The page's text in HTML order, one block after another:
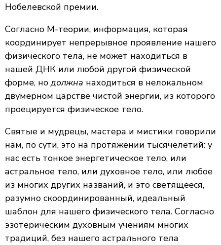
Нобелевской премии.
Согласно М-теории, информация, которая
координирует непрерывное проявление нашего
физического тела, не может находиться в
нашей ДНК или любой другой физической
форме, нодолжна находиться в нелокальном
двумерном царстве чистой энергии, из которого
проецируется физическое тело.
Святые и мудрецы, мастера и мистики говорили
нам, по сути, это на протяжении тысячелетий: у
нас есть тонкое энергетическое тело, или
астральное тело, или духовное тело, или любое
из многих других названий, и это светящееся,
разумно скоординированный, идеальный
шаблон для нашего физического тела. Согласно
эзотерическим духовным учениям многих
традиций, без нашего астрального тела